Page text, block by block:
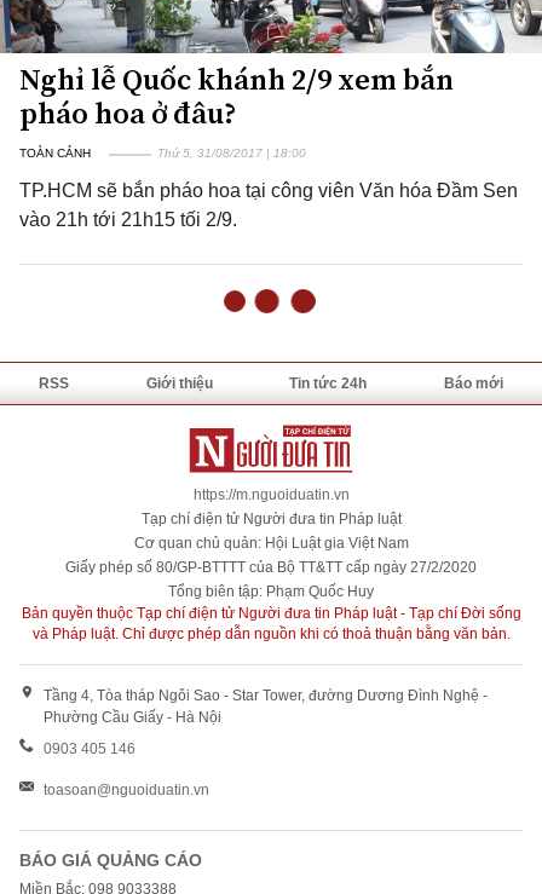
Nghỉ lễ Quốc khánh 2/9 xem bắn
pháo hoa ở đâu?
TOÀN CẢNH Thứ 5, 31/08/2017 | 18:00
TP.HCM sẽ bắn pháo hoa tại công viên Văn hóa Đầm Sen
vào 21h tới 21h15 tối 2/9.
Màn pháo hoa tuyệt đẹp ở Hà Nam
Thứ 6, 04/10/2013 | 08:17
Để được xem màn bắn pháo hoa kéo dài 10 phút, hàng
động TP Phủ Lý khiến các ngả đường đông nghịt người.